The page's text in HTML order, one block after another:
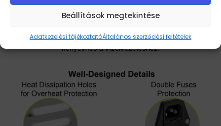
Beállítások megtekintése
Adatkezelési tájékoztatóÁltalános szerződési feltételek
Az oldalsó és a hátoldalon lévő hőlevezető nyílások
pedig tartalék biztosítékot vannak. A vízkivezető szelep
kényelmes a vízelvezetéshez.